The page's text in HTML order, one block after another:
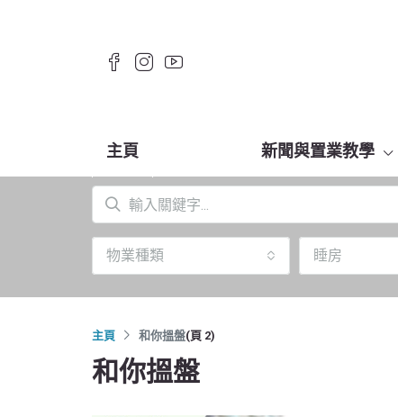
主頁 新聞與置業教學
物業種類 睡房
主頁 和你搵盤(頁 2)
和你搵盤